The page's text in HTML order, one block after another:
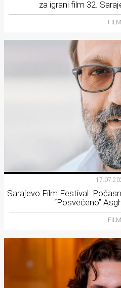
za igrani film 32.
FILM
Sarajevo Film Festival:
“Posvećeno”
FILM